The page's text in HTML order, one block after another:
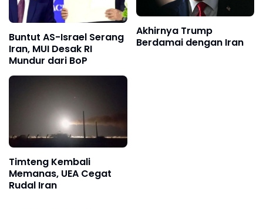
Buntut AS-Israel Serang
Iran, MUI Desak RI
Mundur dari BoP
Akhirnya Trump
Berdamai dengan Iran
Timteng Kembali
Memanas, UEA Cegat
Rudal Iran